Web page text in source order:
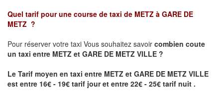
Quel tarif pour une course de taxi de METZ à GARE DE
METZ ?
Pour réserver votre taxi Vous souhaitez savoir combien coute
un taxi entre METZ et GARE DE METZ VILLE ?
Le Tarif moyen en taxi entre METZ et GARE DE METZ VILLE
est entre 16€ - 19€ tarif jour et entre 22€ - 25€ tarif nuit .